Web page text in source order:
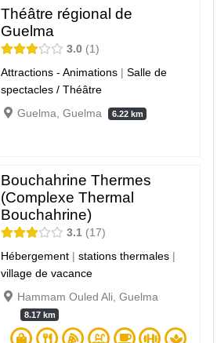
Théâtre régional de
Guelma
3.0
1
Attractions - Animations |Salle de
spectacles / Théâtre
Guelma, Guelma
6.22 km
Bouchahrine Thermes
(Complexe Thermal
Bouchahrine)
3.1
17
Hébergement |stations thermales |
village de vacance
Hammam Ouled Ali, Guelma
8.17 km